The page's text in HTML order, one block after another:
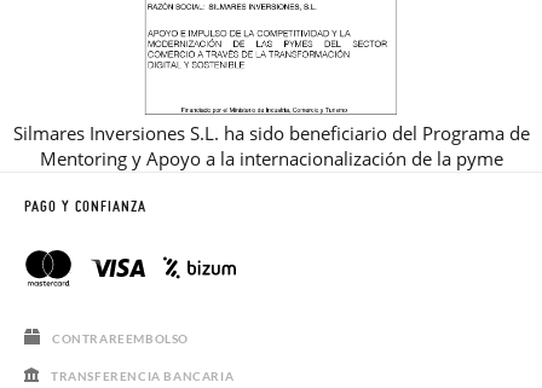
Silmares Inversiones S.L. ha sido beneficiario del Programa de
Mentoring y Apoyo a la internacionalización de la pyme
PAGO Y CONFIANZA
CONTRAREEMBOLSO
TRANSFERENCIA BANCARIA